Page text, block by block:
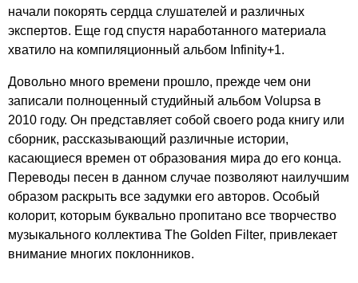
начали покорять сердца слушателей и различных
экспертов. Еще год спустя наработанного материала
хватило на компиляционный альбом Infinity+1.
Довольно много времени прошло, прежде чем они
записали полноценный студийный альбом Volupsa в
2010 году. Он представляет собой своего рода книгу или
сборник, рассказывающий различные истории,
касающиеся времен от образования мира до его конца.
Переводы песен в данном случае позволяют наилучшим
образом раскрыть все задумки его авторов. Особый
колорит, которым буквально пропитано все творчество
музыкального коллектива The Golden Filter, привлекает
внимание многих поклонников.